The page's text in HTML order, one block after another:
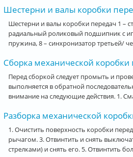
Шестерни и валы коробки
Шестерни и валы коробки передач 1 –
радиальный роликовый подшипник с
пружина, 8 – синхронизатор третьей/
Сборка механической
Перед сборкой следует промыть и
выполняется в обратной
внимание на следующие действия. 1.
Разборка механической
1. Очистить поверхность коробки
рычагом. 3. Отвинтить и снять
стрелками) и снять его. 5. Отвинтить